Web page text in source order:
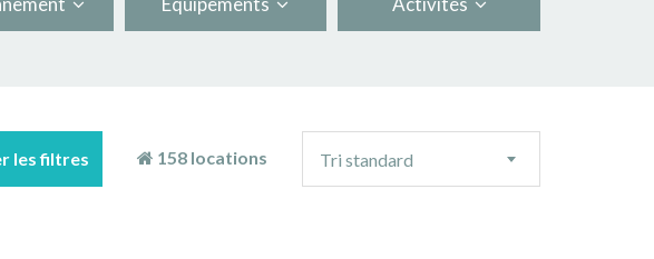
les filtres 158 locations
tri
Tri standard